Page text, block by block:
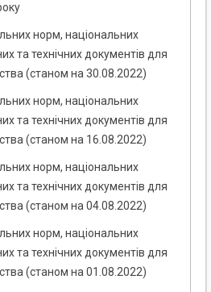
норм, національних
та технічних документів для
(станом на 30.08.2022)
норм, національних
та технічних документів для
(станом на 16.08.2022)
норм, національних
та технічних документів для
(станом на 04.08.2022)
норм, національних
та технічних документів для
(станом на 01.08.2022)